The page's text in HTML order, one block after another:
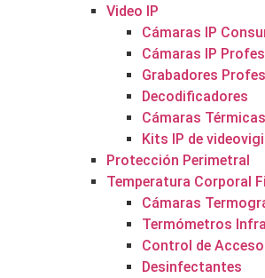
Video IP
Cámaras IP
Cámaras IP
Grabadores
Decodificadores
Cámaras Térmicas
Kits IP de
Protección Perimetral
Temperatura Corporal
Cámaras
Termómetros
Control de
Desinfectantes